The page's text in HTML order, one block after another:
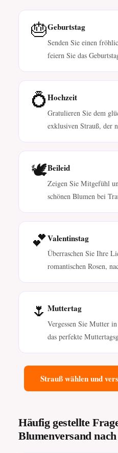
🎂Geburtstag
Senden Sie einen
feiern Sie das
💍Hochzeit
Gratulieren Sie dem
exklusiven Strauß, der
🕊️Beileid
Zeigen Sie Mitgefühl
schönen Blumen bei
💕Valentinstag
Überraschen Sie Ihre
romantischen Rosen,
🌷 Muttertag
Vergessen Sie Mutter
das perfekte
Strauß wählen und
Häufig gestellte
Blumenversand